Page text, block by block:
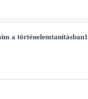
a történelemtanításban1